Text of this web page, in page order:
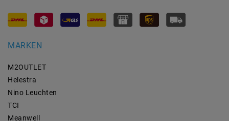
MARKEN
M2OUTLET
Helestra
Nino Leuchten
TCI
Meanwell